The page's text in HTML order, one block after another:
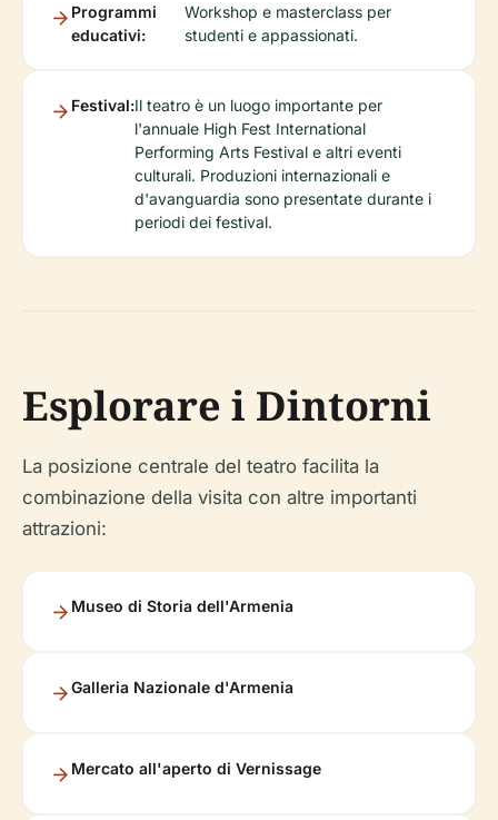
Programmi
educativi:
Workshop e masterclass per
studenti e appassionati.
Festival:Il teatro è un luogo importante per
l'annuale High Fest International
Performing Arts Festival e altri eventi
culturali. Produzioni internazionali e
d'avanguardia sono presentate durante i
periodi dei festival.
Esplorare i Dintorni
La posizione centrale del teatro facilita la
combinazione della visita con altre importanti
attrazioni:
Museo di Storia dell'Armenia
Galleria Nazionale d'Armenia
Mercato all'aperto di Vernissage